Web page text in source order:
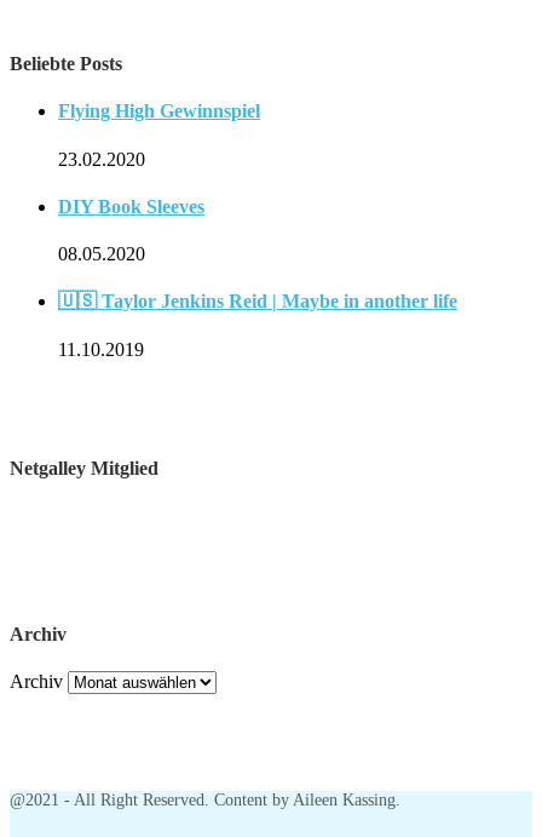
Beliebte Posts
Flying High Gewinnspiel
23.02.2020
DIY Book Sleeves
08.05.2020
🇺🇸 Taylor Jenkins Reid | Maybe in another life
11.10.2019
Netgalley Mitglied
Archiv
Archiv
@2021 - All Right Reserved. Content by Aileen Kassing.